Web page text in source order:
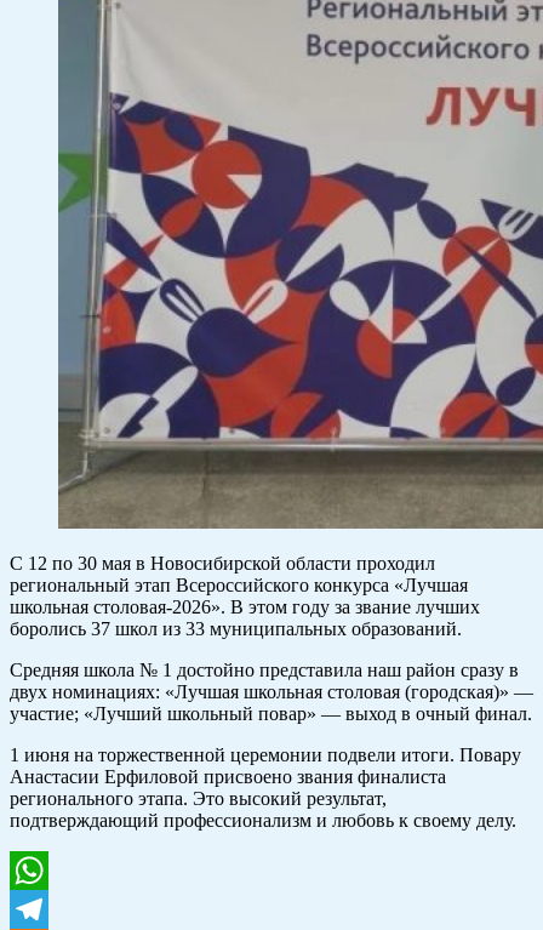
С 12 по 30 мая в Новосибирской области проходил
региональный этап Всероссийского конкурса «Лучшая
школьная столовая-2026». В этом году за звание лучших
боролись 37 школ из 33 муниципальных образований.
Средняя школа № 1 достойно представила наш район сразу в
двух номинациях: «Лучшая школьная столовая (городская)» —
участие; «Лучший школьный повар» — выход в очный финал.
1 июня на торжественной церемонии подвели итоги. Повару
Анастасии Ерфиловой присвоено звания финалиста
регионального этапа. Это высокий результат,
подтверждающий профессионализм и любовь к своему делу.
WhatsApp